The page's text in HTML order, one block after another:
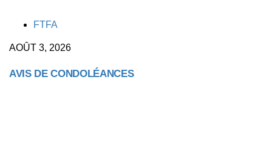
TAGSFTFA
AOÛT 3, 2026
AVIS DE CONDOLÉANCES